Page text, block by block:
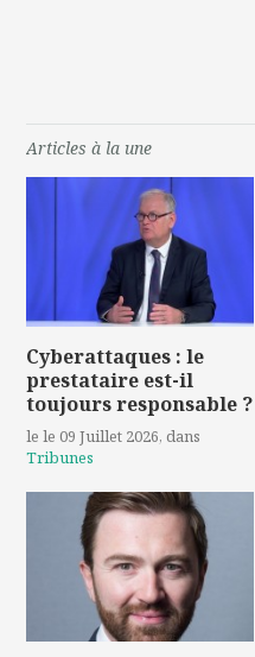
Articles à la une
Cyberattaques : le
prestataire est-il
toujours responsable ?
le le 09 Juillet 2026, dans
Tribunes